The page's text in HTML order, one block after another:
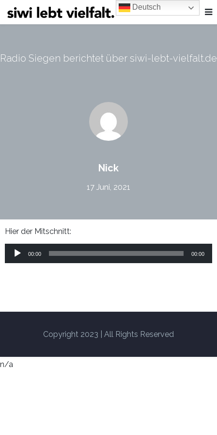
Radio Siegen berichtet über siwi-lebt-vielfalt.de
Nick
17 Juni, 2021
Hier der Mitschnitt:
00:00 00:00
Copyright 2023 | All Rights Reserved
Deutsch
n/a